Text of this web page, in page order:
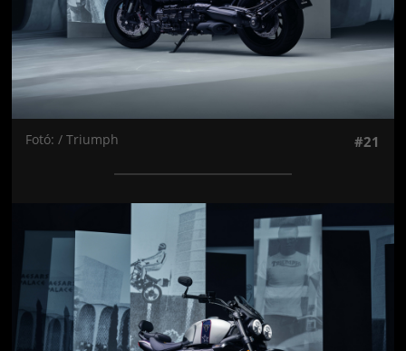
Fotó: / Triumph #21
Jön még kép!